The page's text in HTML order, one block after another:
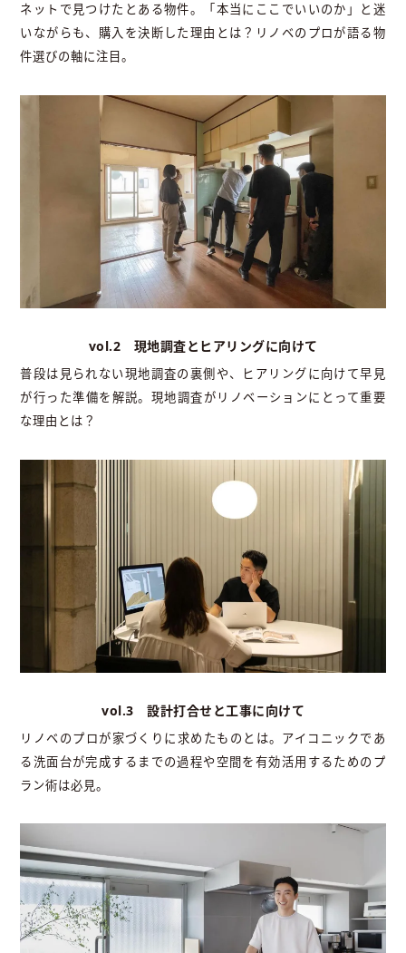
ネットで見つけたとある物件。「本当にここでいいのか」と迷
いながらも、購入を決断した理由とは？リノベのプロが語る物
件選びの軸に注目。
vol.2 現地調査とヒアリングに向けて
普段は見られない現地調査の裏側や、ヒアリングに向けて早見
が行った準備を解説。現地調査がリノベーションにとって重要
な理由とは？
vol.3 設計打合せと工事に向けて
リノベのプロが家づくりに求めたものとは。アイコニックであ
る洗面台が完成するまでの過程や空間を有効活用するためのプ
ラン術は必見。